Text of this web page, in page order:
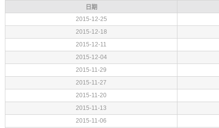
日期
2015-12-25
2015-12-18
2015-12-11
2015-12-04
2015-11-29
2015-11-27
2015-11-20
2015-11-13
2015-11-06